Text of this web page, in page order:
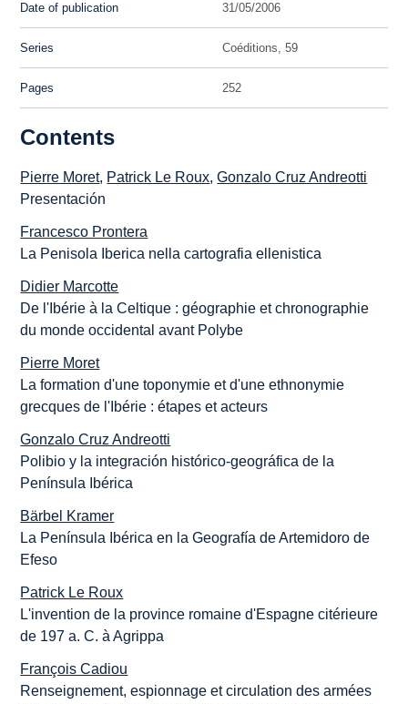
Date of publication 31/05/2006
Series Coéditions, 59
Pages 252
Contents
Pierre Moret, Patrick Le Roux,Gonzalo Cruz Andreotti
Presentación
Francesco Prontera
La Penisola Iberica nella cartografia ellenistica
Didier Marcotte
De l'Ibérie à la Celtique : géographie et chronographie
du monde occidental avant Polybe
Pierre Moret
La formation d'une toponymie et d'une ethnonymie
grecques de l'Ibérie : étapes et acteurs
Gonzalo Cruz Andreotti
Polibio y la integración histórico-geográfica de la
Península Ibérica
Bärbel Kramer
La Península Ibérica en la Geografía de Artemidoro de
Efeso
Patrick Le Roux
L'invention de la province romaine d'Espagne citérieure
de 197 a. C. à Agrippa
François Cadiou
Renseignement, espionnage et circulation des armées